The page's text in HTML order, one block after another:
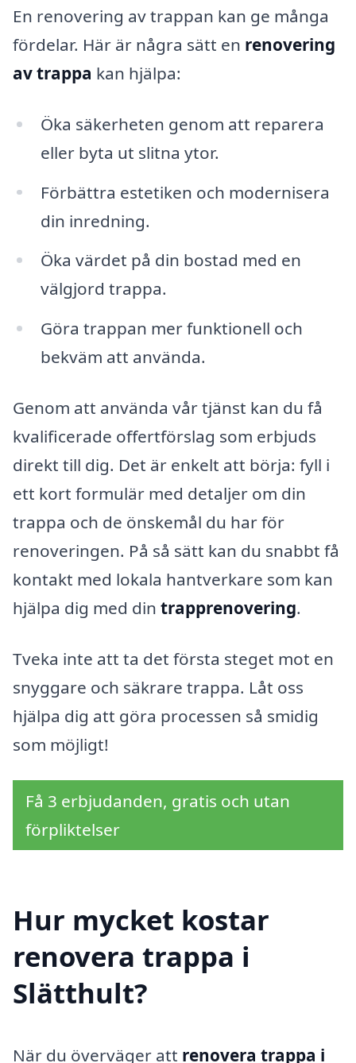
En renovering av trappan kan ge många
fördelar. Här är några sätt en renovering
av trappa kan hjälpa:
Öka säkerheten genom att reparera
eller byta ut slitna ytor.
Förbättra estetiken och modernisera
din inredning.
Öka värdet på din bostad med en
välgjord trappa.
Göra trappan mer funktionell och
bekväm att använda.
Genom att använda vår tjänst kan du få
kvalificerade offertförslag som erbjuds
direkt till dig. Det är enkelt att börja: fyll i
ett kort formulär med detaljer om din
trappa och de önskemål du har för
renoveringen. På så sätt kan du snabbt få
kontakt med lokala hantverkare som kan
hjälpa dig med din trapprenovering.
Tveka inte att ta det första steget mot en
snyggare och säkrare trappa. Låt oss
hjälpa dig att göra processen så smidig
som möjligt!
Få 3 erbjudanden, gratis och utan
förpliktelser
Hur mycket kostar
renovera trappa i
Slätthult?
När du överväger att renovera trappa i